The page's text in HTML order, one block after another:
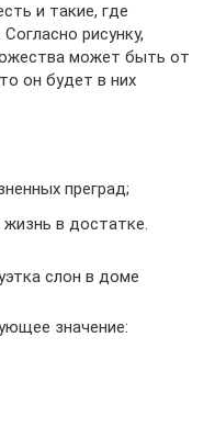
и такие, где
рисунку,
может быть от
он будет в них
преград;
в достатке.
слон в доме
значение: